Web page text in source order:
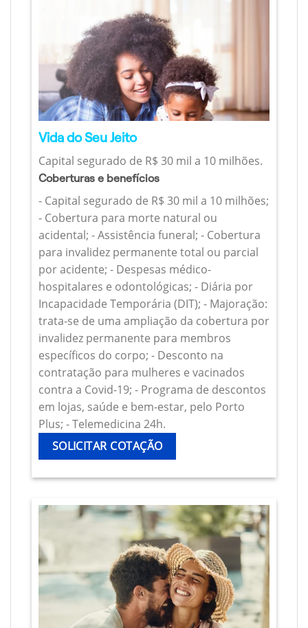
Vida do Seu Jeito
Capital segurado de R$ 30 mil a 10 milhões.
Coberturas e benefícios
- Capital segurado de R$ 30 mil a 10 milhões;
- Cobertura para morte natural ou
acidental; - Assistência funeral; - Cobertura
para invalidez permanente total ou parcial
por acidente; - Despesas médico-
hospitalares e odontológicas; - Diária por
Incapacidade Temporária (DIT); - Majoração:
trata-se de uma ampliação da cobertura por
invalidez permanente para membros
específicos do corpo; - Desconto na
contratação para mulheres e vacinados
contra a Covid-19; - Programa de descontos
em lojas, saúde e bem-estar, pelo Porto
Plus; - Telemedicina 24h.
SOLICITAR COTAÇÃO